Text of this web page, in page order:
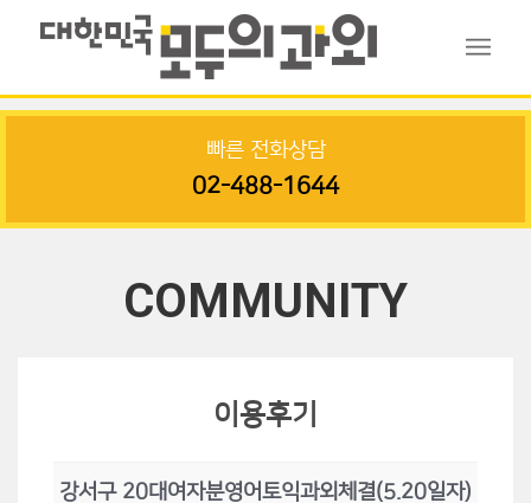
빠른 전화상담
02-488-1644
COMMUNITY
이용후기
강서구 20대여자분영어토익과외체결(5.20일자)